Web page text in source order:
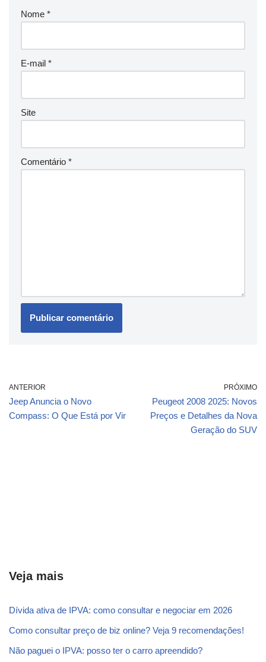
Nome *
E-mail *
Site
Comentário *
ANTERIOR
Jeep Anuncia o Novo
Compass: O Que Está por Vir
PRÓXIMO
Peugeot 2008 2025: Novos
Preços e Detalhes da Nova
Geração do SUV
Veja mais
Dívida ativa de IPVA: como consultar e negociar em 2026
Como consultar preço de biz online? Veja 9 recomendações!
Não paguei o IPVA: posso ter o carro apreendido?